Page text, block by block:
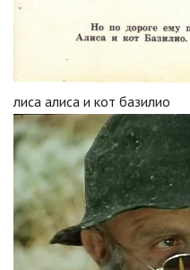
лиса алиса и кот базилио